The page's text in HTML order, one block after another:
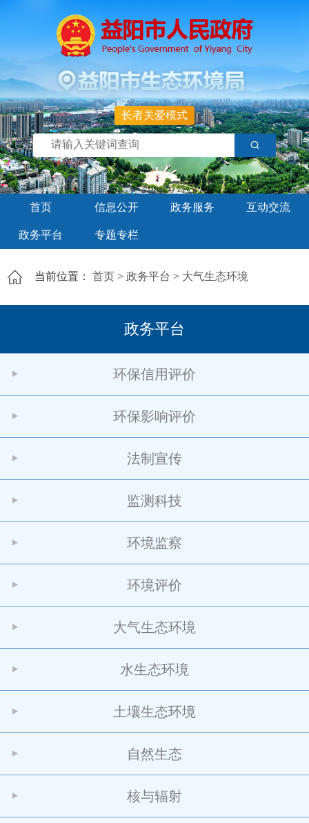
长者关爱模式
首页 信息公开 政务服务 互动交流
政务平台 专题专栏
当前位置： 首页 > 政务平台 > 大气生态环境
政务平台
环保信用评价
环保影响评价
法制宣传
监测科技
环境监察
环境评价
大气生态环境
水生态环境
土壤生态环境
自然生态
核与辐射